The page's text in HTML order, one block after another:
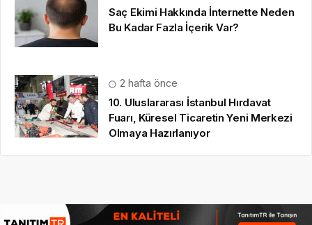
Saç Ekimi Hakkında İnternette Neden
Bu Kadar Fazla İçerik Var?
2 hafta önce
10. Uluslararası İstanbul Hırdavat
Fuarı, Küresel Ticaretin Yeni Merkezi
Olmaya Hazırlanıyor